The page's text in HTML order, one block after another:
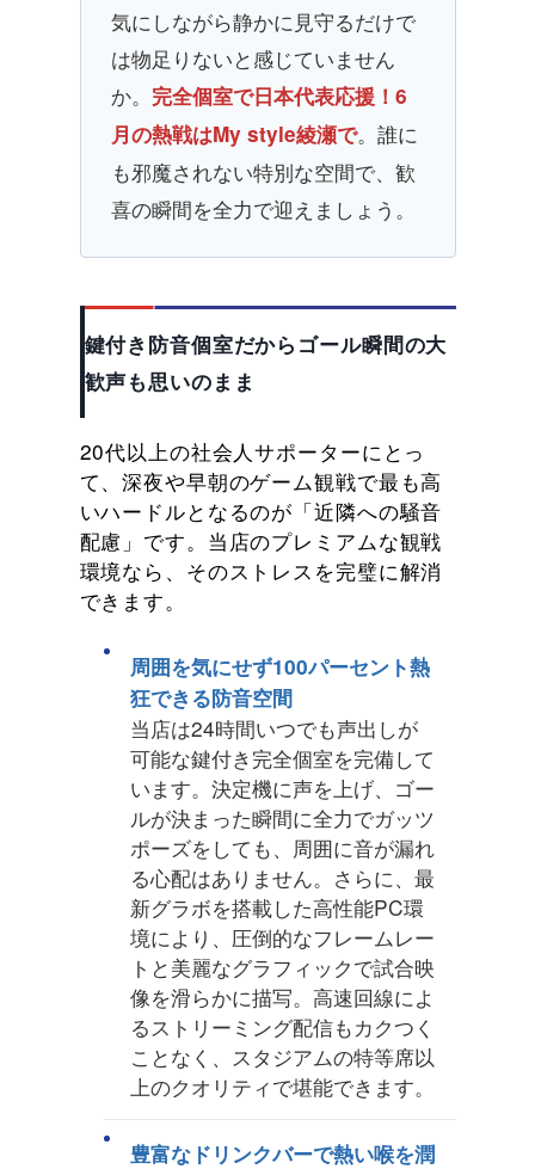
気にしながら静かに見守るだけで
は物足りないと感じていません
か。 完全個室で日本代表応援！6
月の熱戦はMy style綾瀬で。誰に
も邪魔されない特別な空間で、歓
喜の瞬間を全力で迎えましょう。
鍵付き防音個室だからゴール瞬間の大
歓声も思いのまま
20代以上の社会人サポーターにとっ
て、深夜や早朝のゲーム観戦で最も高
いハードルとなるのが「近隣への騒音
配慮」です。当店のプレミアムな観戦
環境なら、そのストレスを完璧に解消
できます。
周囲を気にせず100パーセント熱
狂できる防音空間
当店は24時間いつでも声出しが
可能な鍵付き完全個室を完備して
います。決定機に声を上げ、ゴー
ルが決まった瞬間に全力でガッツ
ポーズをしても、周囲に音が漏れ
る心配はありません。さらに、最
新グラボを搭載した高性能PC環
境により、圧倒的なフレームレー
トと美麗なグラフィックで試合映
像を滑らかに描写。高速回線によ
るストリーミング配信もカクつく
ことなく、スタジアムの特等席以
上のクオリティで堪能できます。
豊富なドリンクバーで熱い喉を潤